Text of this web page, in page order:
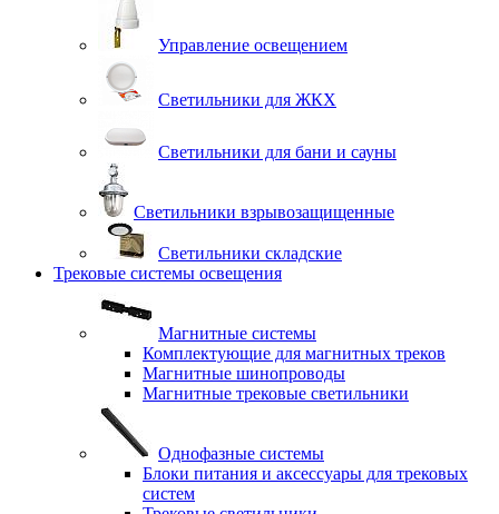
Управление освещением
Светильники для ЖКХ
Светильники для бани и сауны
Светильники взрывозащищенные
Светильники складские
Трековые системы освещения
Магнитные системы
Комплектующие для магнитных треков
Магнитные шинопроводы
Магнитные трековые светильники
Однофазные системы
Блоки питания и аксессуары для трековых
систем